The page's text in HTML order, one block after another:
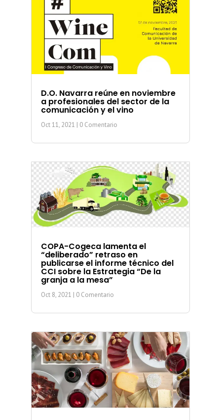
D.O. Navarra reúne en noviembre
a profesionales del sector de la
comunicación y el vino
Oct 11, 2021 | 0 Comentario
COPA-Cogeca lamenta el
“deliberado” retraso en
publicarse el informe técnico del
CCI sobre la Estrategia “De la
granja a la mesa”
Oct 8, 2021 | 0 Comentario